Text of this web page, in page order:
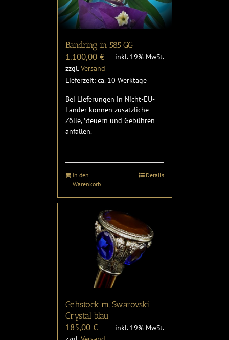
Bandring in 585 GG
1.100,00 €
inkl. 19% MwSt.
zzgl.Versand
Lieferzeit: ca. 10 Werktage
Bei Lieferungen in Nicht-EU-
Länder können zusätzliche
Zölle, Steuern und Gebühren
anfallen.
In den
Warenkorb
Details
Gehstock m. Swarovski
Crystal blau
185,00 €
inkl. 19% MwSt.